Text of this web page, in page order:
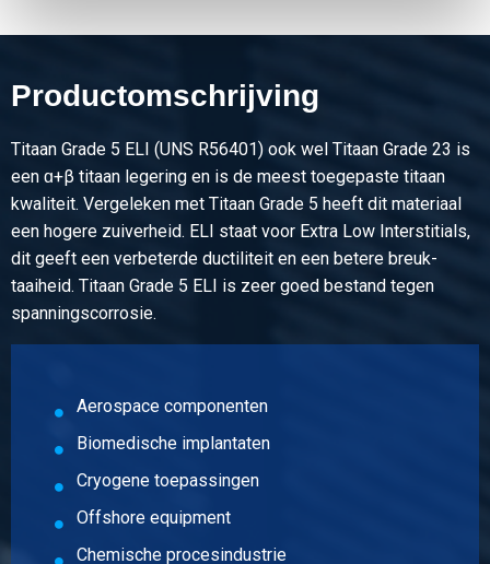
Productomschrijving
Titaan Grade 5 ELI (UNS R56401) ook wel Titaan Grade 23 is
een ɑ+β titaan legering en is de meest toegepaste titaan
kwaliteit. Vergeleken met Titaan Grade 5 heeft dit materiaal
een hogere zuiverheid. ELI staat voor Extra Low Interstitials,
dit geeft een verbeterde ductiliteit en een betere breuk-
taaiheid. Titaan Grade 5 ELI is zeer goed bestand tegen
spanningscorrosie.
Aerospace componenten
Biomedische implantaten
Cryogene toepassingen
Offshore equipment
Chemische procesindustrie